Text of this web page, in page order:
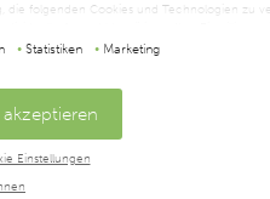
die folgenden Cookies und Technologien zu
Einstellungen am unteren Ende der
Statistiken Marketing
Einstellungen